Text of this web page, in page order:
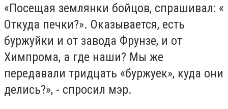
«Посещая землянки бойцов, спрашивал: «
Откуда печки?». Оказывается, есть
буржуйки и от завода Фрунзе, и от
Химпрома, а где наши? Мы же
передавали тридцать «буржуек», куда они
делись?», - спросил мэр.